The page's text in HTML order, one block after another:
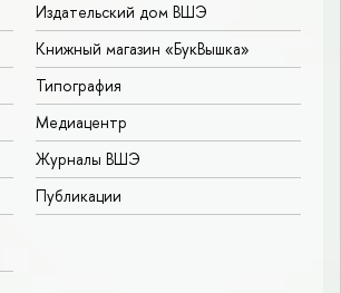
Издательский дом ВШЭ
Книжный магазин «БукВышка»
Типография
Медиацентр
Журналы ВШЭ
Публикации